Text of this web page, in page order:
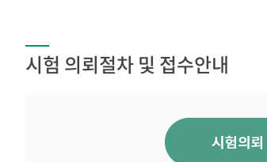
시험 의뢰절차 및 접수안내